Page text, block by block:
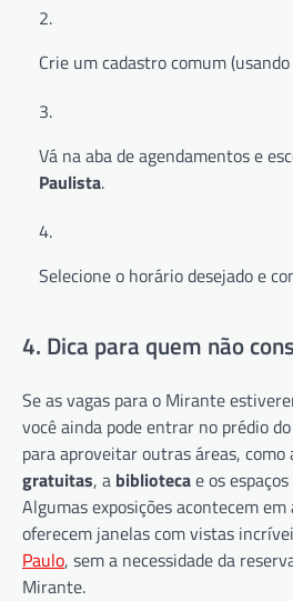
Crie um cadastro comum (usando
Vá na aba de agendamentos e
Paulista.
Selecione o horário desejado e
4. Dica para quem não
Se as vagas para o Mirante
você ainda pode entrar no prédio
para aproveitar outras áreas, como
gratuitas, a bibliotecae os
Algumas exposições acontecem
oferecem janelas com vistas
Paulo, sem a necessidade da
Mirante.